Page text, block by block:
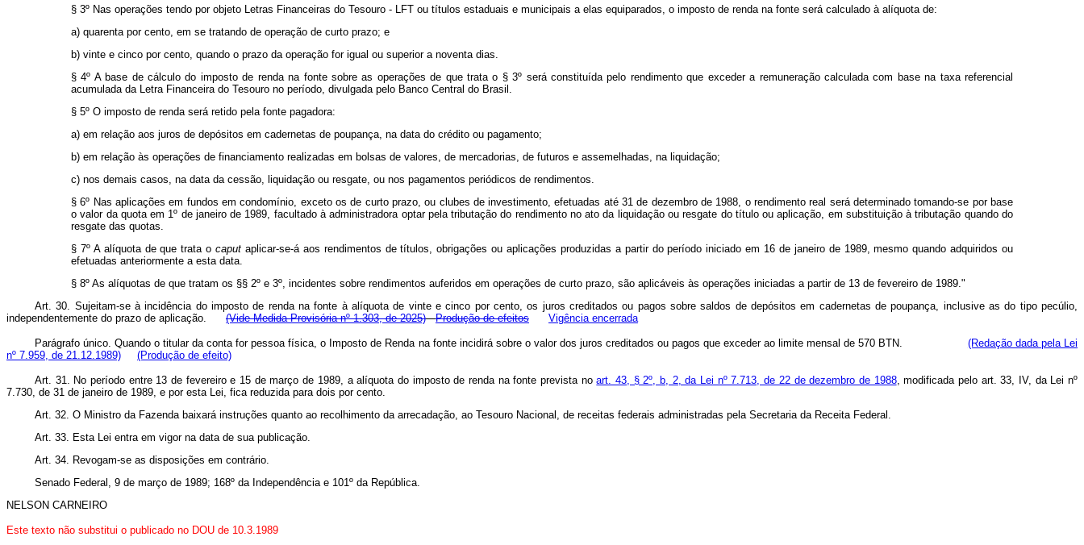
§ 3º Nas operações tendo por objeto Letras Financeiras do Tesouro - LFT ou títulos estaduais e municipais a elas equiparados, o imposto de renda na fonte será calculado à alíquota de:
a) quarenta por cento, em se tratando de operação de curto prazo; e
b) vinte e cinco por cento, quando o prazo da operação for igual ou superior a noventa dias.
§ 4º A base de cálculo do imposto de renda na fonte sobre as operações de que trata o § 3º será constituída pelo rendimento que exceder a remuneração calculada com base na taxa referencial
acumulada da Letra Financeira do Tesouro no período, divulgada pelo Banco Central do Brasil.
§ 5º O imposto de renda será retido pela fonte pagadora:
a) em relação aos juros de depósitos em cadernetas de poupança, na data do crédito ou pagamento;
b) em relação às operações de financiamento realizadas em bolsas de valores, de mercadorias, de futuros e assemelhadas, na liquidação;
c) nos demais casos, na data da cessão, liquidação ou resgate, ou nos pagamentos periódicos de rendimentos.
§ 6º Nas aplicações em fundos em condomínio, exceto os de curto prazo, ou clubes de investimento, efetuadas até 31 de dezembro de 1988, o rendimento real será determinado tomando-se por base
o valor da quota em 1º de janeiro de 1989, facultado à administradora optar pela tributação do rendimento no ato da liquidação ou resgate do título ou aplicação, em substituição à tributação quando do
resgate das quotas.
§ 7º A alíquota de que trata o caput aplicar-se-á aos rendimentos de títulos, obrigações ou aplicações produzidas a partir do período iniciado em 16 de janeiro de 1989, mesmo quando adquiridos ou
efetuadas anteriormente a esta data.
§ 8º As alíquotas de que tratam os §§ 2º e 3º, incidentes sobre rendimentos auferidos em operações de curto prazo, são aplicáveis às operações iniciadas a partir de 13 de fevereiro de 1989."
Art. 30. Sujeitam-se à incidência do imposto de renda na fonte à alíquota de vinte e cinco por cento, os juros creditados ou pagos sobre saldos de depósitos em cadernetas de poupança, inclusive as do tipo pecúlio,
independentemente do prazo de aplicação.
(Vide Medida Provisória nº 1.303, de 2025) Produção de efeitos Vigência encerrada
Parágrafo único. Quando o titular da conta for pessoa física, o Imposto de Renda na fonte incidirá sobre o valor dos juros creditados ou pagos que exceder ao limite mensal de 570 BTN. (Redação dada pela Lei
nº 7.959, de 21.12.1989)
(Produção de efeito)
Art. 31. No período entre 13 de fevereiro e 15 de março de 1989, a alíquota do imposto de renda na fonte prevista noart. 43, § 2º, b, 2, da Lei nº 7.713, de 22 de dezembro de 1988, modificada pelo art. 33, IV, da Lei nº
7.730, de 31 de janeiro de 1989, e por esta Lei, fica reduzida para dois por cento.
Art. 32. O Ministro da Fazenda baixará instruções quanto ao recolhimento da arrecadação, ao Tesouro Nacional, de receitas federais administradas pela Secretaria da Receita Federal.
Art. 33. Esta Lei entra em vigor na data de sua publicação.
Art. 34. Revogam-se as disposições em contrário.
Senado Federal, 9 de março de 1989; 168º da Independência e 101º da República.
NELSON CARNEIRO
Este texto não substitui o publicado no DOU de 10.3.1989